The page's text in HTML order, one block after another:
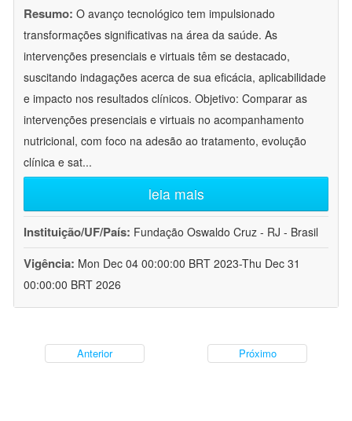
Resumo: O avanço tecnológico tem impulsionado
transformações significativas na área da saúde. As
intervenções presenciais e virtuais têm se destacado,
suscitando indagações acerca de sua eficácia, aplicabilidade
e impacto nos resultados clínicos. Objetivo: Comparar as
intervenções presenciais e virtuais no acompanhamento
nutricional, com foco na adesão ao tratamento, evolução
clínica e sat...
leia mais
Instituição/UF/País: Fundação Oswaldo Cruz - RJ - Brasil
Vigência: Mon Dec 04 00:00:00 BRT 2023-Thu Dec 31
00:00:00 BRT 2026
Anterior Próximo